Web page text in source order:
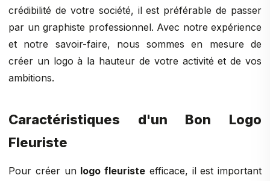
crédibilité de votre société, il est préférable de passer
par un graphiste professionnel. Avec notre expérience
et notre savoir-faire, nous sommes en mesure de
créer un logo à la hauteur de votre activité et de vos
ambitions.
Caractéristiques d'un Bon Logo
Fleuriste
Pour créer un logo fleuriste efficace, il est important